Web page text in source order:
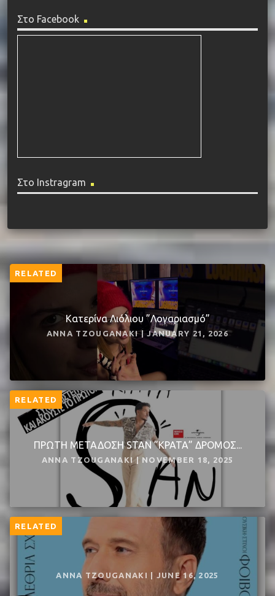
Στο Facebook
Στο Instragram
RELATED
Κατερίνα Λιόλιου ”Λογαριασμό”
ANNA TZOUGANAKI | JANUARY 21, 2026
RELATED
ΠΡΩΤΗ ΜΕΤΑΔΟΣΗ STAN ”ΚΡΑΤΑ” ΔΡΟΜΟΣ...
ANNA TZOUGANAKI | NOVEMBER 18, 2025
RELATED
ANNA TZOUGANAKI | JUNE 16, 2025